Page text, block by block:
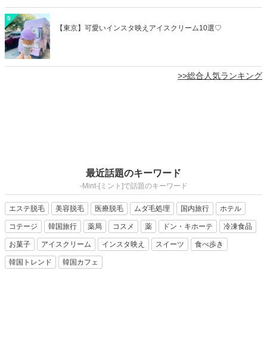
5
【東京】可愛いインスタ映えアイスクリーム10選♡
>>総合人気ランキング
最近話題のキーワード
-Mint-[ミント]で話題のキーワード
エステ脱毛 美容脱毛 医療脱毛 ムダ毛処理 国内旅行 ホテル
コテージ 韓国旅行 薬局 コスメ 薬 ドン・キホーテ 冷凍食品
お菓子 アイスクリーム インスタ映え スイーツ 食べ歩き
韓国トレンド 韓国カフェ